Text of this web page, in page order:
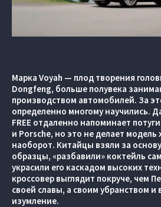
Марка Voyah — плод творения
Dongfeng, больше полувека
производством автомобилей. За
определенно многому научились.
FREE отдаленно напоминает
и Porsche, но это не делает модель
наоборот. Китайцы взяли за
образцы, «разбавили» коктейль
украсили его каскадом высоких
кроссовер выглядит покруче, чем
своей славы, а своим убранством и
изумление.